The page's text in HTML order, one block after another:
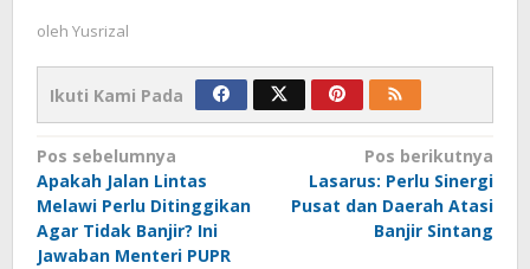
oleh Yusrizal
Ikuti Kami Pada
Navigasi
pos
Pos sebelumnya
Apakah Jalan Lintas
Melawi Perlu Ditinggikan
Agar Tidak Banjir? Ini
Jawaban Menteri PUPR
Pos berikutnya
Lasarus: Perlu Sinergi
Pusat dan Daerah Atasi
Banjir Sintang